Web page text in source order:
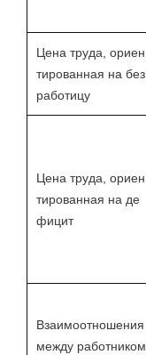
Цена труда, ориен
тированная на без
работицу
Цена труда, ориен
тированная на де
фицит
Взаимоотношения
между работником